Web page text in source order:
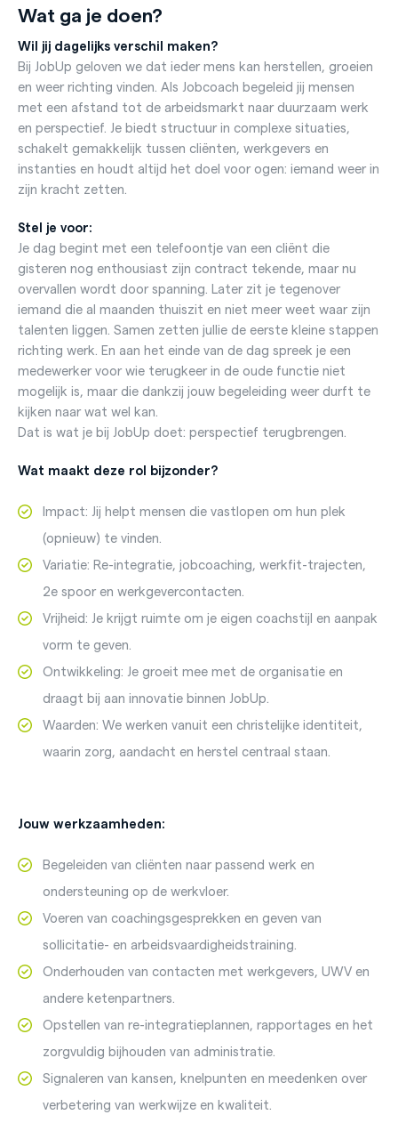
Wat ga je doen?
Wil jij dagelijks verschil maken?
Bij JobUp geloven we dat ieder mens kan herstellen, groeien
en weer richting vinden. Als Jobcoach begeleid jij mensen
met een afstand tot de arbeidsmarkt naar duurzaam werk
en perspectief. Je biedt structuur in complexe situaties,
schakelt gemakkelijk tussen cliënten, werkgevers en
instanties en houdt altijd het doel voor ogen: iemand weer in
zijn kracht zetten.
Stel je voor:
Je dag begint met een telefoontje van een cliënt die
gisteren nog enthousiast zijn contract tekende, maar nu
overvallen wordt door spanning. Later zit je tegenover
iemand die al maanden thuiszit en niet meer weet waar zijn
talenten liggen. Samen zetten jullie de eerste kleine stappen
richting werk. En aan het einde van de dag spreek je een
medewerker voor wie terugkeer in de oude functie niet
mogelijk is, maar die dankzij jouw begeleiding weer durft te
kijken naar wat wel kan.
Dat is wat je bij JobUp doet: perspectief terugbrengen.
Wat maakt deze rol bijzonder?
Impact: Jij helpt mensen die vastlopen om hun plek
(opnieuw) te vinden.
Variatie: Re-integratie, jobcoaching, werkfit-trajecten,
2e spoor en werkgevercontacten.
Vrijheid: Je krijgt ruimte om je eigen coachstijl en aanpak
vorm te geven.
Ontwikkeling: Je groeit mee met de organisatie en
draagt bij aan innovatie binnen JobUp.
Waarden: We werken vanuit een christelijke identiteit,
waarin zorg, aandacht en herstel centraal staan.
Jouw werkzaamheden:
Begeleiden van cliënten naar passend werk en
ondersteuning op de werkvloer.
Voeren van coachingsgesprekken en geven van
sollicitatie- en arbeidsvaardigheidstraining.
Onderhouden van contacten met werkgevers, UWV en
andere ketenpartners.
Opstellen van re-integratieplannen, rapportages en het
zorgvuldig bijhouden van administratie.
Signaleren van kansen, knelpunten en meedenken over
verbetering van werkwijze en kwaliteit.